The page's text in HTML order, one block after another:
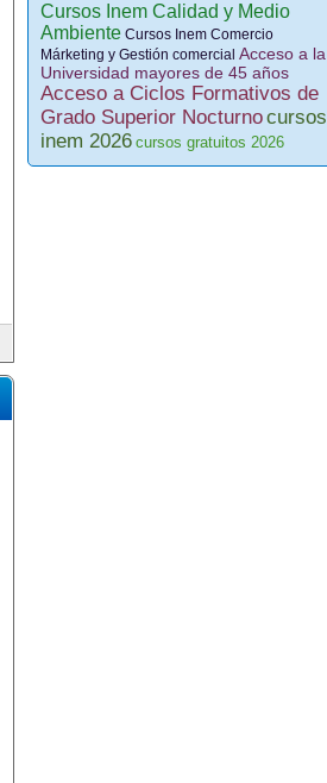
Cursos Inem Calidad y Medio
Ambiente Cursos Inem Comercio
Márketing y Gestión comercial Acceso a la
Universidad mayores de 45 años
Acceso a Ciclos Formativos de
Grado Superior Nocturnocursos
inem 2026 cursos gratuitos 2026